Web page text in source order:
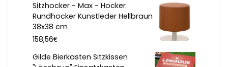
Sitzhocker - Max - Hocker
Rundhocker Kunstleder Hellbraun
38x38 cm
158,56€
Gilde Bierkasten Sitzkissen